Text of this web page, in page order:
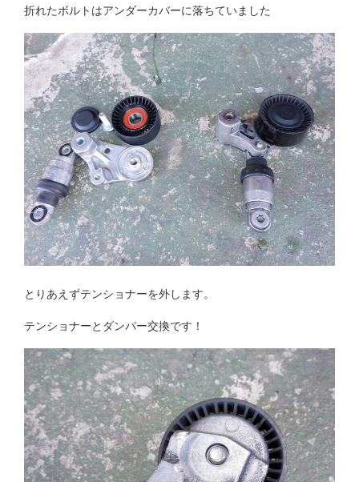
折れたボルトはアンダーカバーに落ちていました
とりあえずテンショナーを外します。
テンショナーとダンパー交換です！